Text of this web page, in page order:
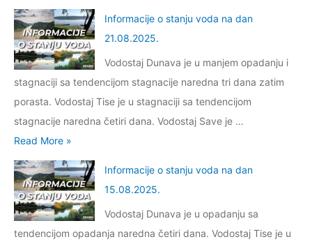
t
k
e
.
2
0
2
5
.
a
n
0
4
.
1
0
.
2
0
2
5
u
v
o
a
a
n
2
1
o
r
a
n
S
a
r
b
r
n
f
o
r
m
a
c
i
j
e
o
s
Informacije o stanju voda na dan
21.08.2025.
Vodostaj Dunava je u manjem opadanju i
stagnaciji sa tendencijom stagnacije naredna tri dana zatim
porasta. Vodostaj Tise je u stagnaciji sa tendencijom
stagnacije naredna četiri dana. Vodostaj Save je …
I
n
f
o
r
m
Read More »
Informacije o stanju voda na dan
15.08.2025.
Vodostaj Dunava je u opadanju sa
tendencijom opadanja naredna četiri dana. Vodostaj Tise je u